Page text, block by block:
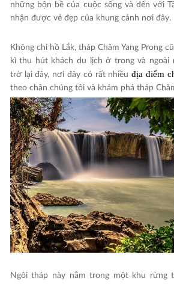
những bộn bề của cuộc sống và đến với
nhận được vẻ đẹp của khung cảnh nơi đây.
Không chỉ hồ Lắk, tháp Chăm Yang Prong
kì thu hút khách du lịch ở trong và ngoài
trở lại đây, nơi đây có rất nhiềuđịa điểm
theo chân chúng tôi và khám phá tháp
Ngôi tháp này nằm trong một khu rừng